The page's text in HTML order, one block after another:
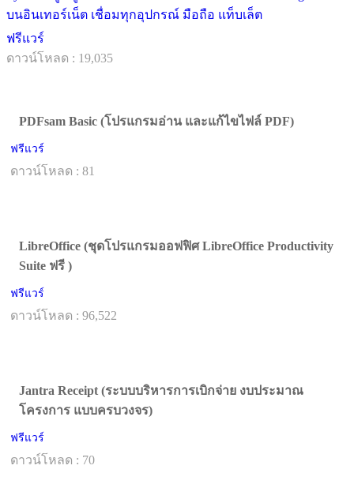
บนอินเทอร์เน็ต เชื่อมทุกอุปกรณ์ มือถือ แท็บเล็ต
ฟรีแวร์
ดาวน์โหลด : 19,035
PDFsam Basic (โปรแกรมอ่าน และแก้ไขไฟล์ PDF)
ฟรีแวร์
ดาวน์โหลด : 81
LibreOffice (ชุดโปรแกรมออฟฟิศ LibreOffice Productivity
Suite ฟรี )
ฟรีแวร์
ดาวน์โหลด : 96,522
Jantra Receipt (ระบบบริหารการเบิกจ่าย งบประมาณ
โครงการ แบบครบวงจร)
ฟรีแวร์
ดาวน์โหลด : 70